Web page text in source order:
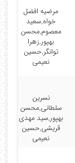
مرضیه افضل
خواه,سعید
معصوم,محسن
بهپور,زهرا
توانگر,حسین
نعیمی
نسرین
سلطانی,محسن
بهپور,سید مهدی
قریشی,حسین
نعیمی